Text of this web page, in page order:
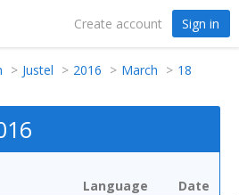
Create account Sign in
Justel 2016 March 18
Language
Date